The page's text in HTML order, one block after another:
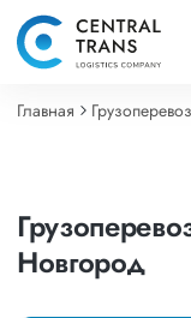
Главная
Новгород